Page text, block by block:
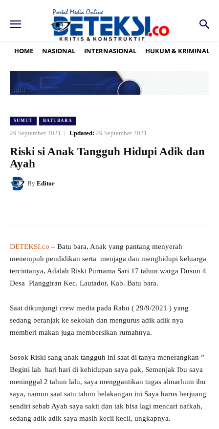
HOME NASIONAL INTERNASIONAL HUKUM & KRIMINAL
SUMUT BATUBARA
29 September 2021 Updated: 29 September 2021
Riski si Anak Tangguh Hidupi Adik dan
Ayah
By Editor
DETEKSI.co – Batu bara, Anak yang pantang menyerah
menempuh pendidikan serta menjaga dan menghidupi keluarga
tercintanya, Adalah Riski Purnama Sari 17 tahun warga Dusun 4
Desa Planggiran Kec. Lautador, Kab. Batu bara.
Saat dikunjungi crew media pada Rabu ( 29/9/2021 ) yang
sedang beranjak ke sekolah dan mengurus adik adik nya
memberi makan juga membersikan rumahnya.
Sosok Riski sang anak tangguh ini saat di tanya menerangkan ”
Begini lah hari hari di kehidupan saya pak, Semenjak Ibu saya
meninggal 2 tahun lalu, saya menggantikan tugas almarhum ibu
saya, namun saat satu tahun belakangan ini Saya harus berjuang
sendiri sebab Ayah saya sakit dan tak bisa lagi mencari nafkah,
sedang adik adik saya masih kecil kecil, ungkapnya.